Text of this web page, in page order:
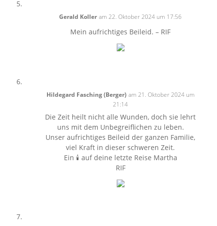
Gerald Koller am 22. Oktober 2024 um 17:56
Mein aufrichtiges Beileid. – RIF
Hildegard Fasching (Berger) am 21. Oktober 2024 um
21:14
Die Zeit heilt nicht alle Wunden, doch sie lehrt
uns mit dem Unbegreiflichen zu leben.
Unser aufrichtiges Beileid der ganzen Familie,
viel Kraft in dieser schweren Zeit.
Ein 🕯 auf deine letzte Reise Martha
RIF